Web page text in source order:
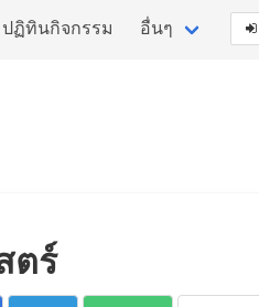
ปฏิทินกิจกรรม อื่นๆ
ตร์